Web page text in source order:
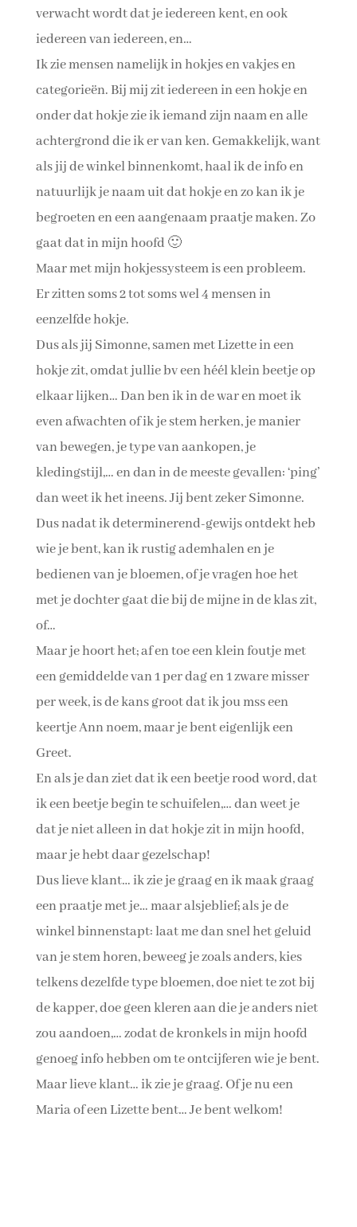
verwacht wordt dat je iedereen kent, en ook
iedereen van iedereen, en…
Ik zie mensen namelijk in hokjes en vakjes en
categorieën. Bij mij zit iedereen in een hokje en
onder dat hokje zie ik iemand zijn naam en alle
achtergrond die ik er van ken. Gemakkelijk, want
als jij de winkel binnenkomt, haal ik de info en
natuurlijk je naam uit dat hokje en zo kan ik je
begroeten en een aangenaam praatje maken. Zo
gaat dat in mijn hoofd 🙂
Maar met mijn hokjessysteem is een probleem.
Er zitten soms 2 tot soms wel 4 mensen in
eenzelfde hokje.
Dus als jij Simonne, samen met Lizette in een
hokje zit, omdat jullie bv een héél klein beetje op
elkaar lijken… Dan ben ik in de war en moet ik
even afwachten of ik je stem herken, je manier
van bewegen, je type van aankopen, je
kledingstijl,… en dan in de meeste gevallen: ‘ping’
dan weet ik het ineens. Jij bent zeker Simonne.
Dus nadat ik determinerend-gewijs ontdekt heb
wie je bent, kan ik rustig ademhalen en je
bedienen van je bloemen, of je vragen hoe het
met je dochter gaat die bij de mijne in de klas zit,
of…
Maar je hoort het; af en toe een klein foutje met
een gemiddelde van 1 per dag en 1 zware misser
per week, is de kans groot dat ik jou mss een
keertje Ann noem, maar je bent eigenlijk een
Greet.
En als je dan ziet dat ik een beetje rood word, dat
ik een beetje begin te schuifelen,… dan weet je
dat je niet alleen in dat hokje zit in mijn hoofd,
maar je hebt daar gezelschap!
Dus lieve klant… ik zie je graag en ik maak graag
een praatje met je… maar alsjeblief; als je de
winkel binnenstapt: laat me dan snel het geluid
van je stem horen, beweeg je zoals anders, kies
telkens dezelfde type bloemen, doe niet te zot bij
de kapper, doe geen kleren aan die je anders niet
zou aandoen,… zodat de kronkels in mijn hoofd
genoeg info hebben om te ontcijferen wie je bent.
Maar lieve klant… ik zie je graag. Of je nu een
Maria of een Lizette bent… Je bent welkom!